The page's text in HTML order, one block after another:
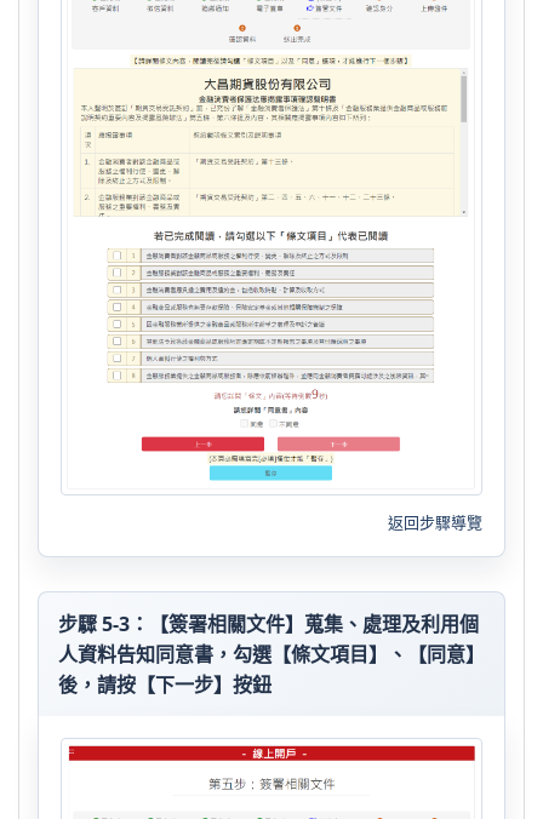
返回步驟導覽
步驟 5-3：【簽署相關文件】蒐集、處理及利用個
人資料告知同意書，勾選【條文項目】、【同意】
後，請按【下一步】按鈕